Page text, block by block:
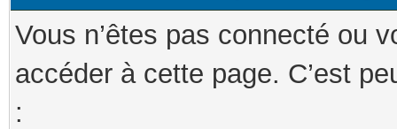
Vous n’êtes pas connecté ou
accéder à cette page. C’est
: